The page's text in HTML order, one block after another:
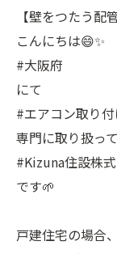
【壁をつたう配
こんにちは😄✨
#大阪府
にて
#エアコン取り
専門に取り扱っ
#Kizuna住設株
です🌱
戸建住宅の場合、